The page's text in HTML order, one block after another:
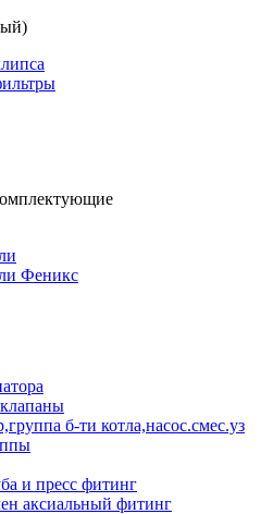
Феникс
б-ти котла,насос.смес.уз
и пресс фитинг
аксиальный фитинг